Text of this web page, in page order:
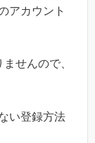
アカウント
せんので、
い登録方法